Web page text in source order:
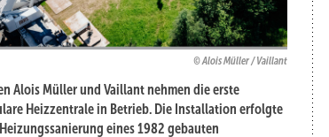
Alois Müller / Vaillant
Alois Müller und Vaillant nehmen die erste
Heizzentrale in Betrieb. Die Installation erfolgte
eines 1982 gebauten